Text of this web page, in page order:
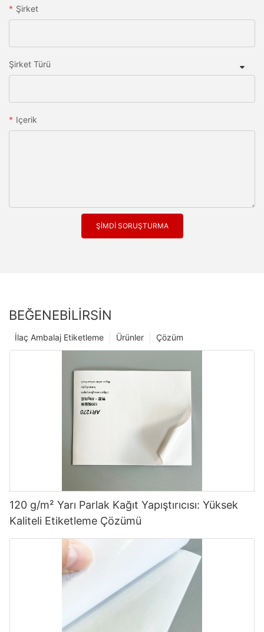
Şirket
Şirket Türü
Içerik
ŞIMDI SORUŞTURMA
BEĞENEBILIRSIN
Çözüm
Ürünler
İlaç Ambalaj Etiketleme
120 g/m² Yarı Parlak Kağıt Yapıştırıcısı: Yüksek
Kaliteli Etiketleme Çözümü